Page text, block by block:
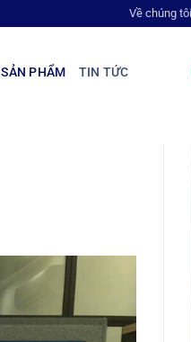
Về chúng tôi
SẢN PHẨM TIN TỨC